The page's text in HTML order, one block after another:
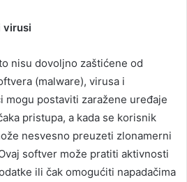
virusi
nisu dovoljno zaštićene od
(malware), virusa i
mogu postaviti zaražene uređaje
pristupa, a kada se korisnik
nesvesno preuzeti zlonamerni
softver može pratiti aktivnosti
ili čak omogućiti napadačima